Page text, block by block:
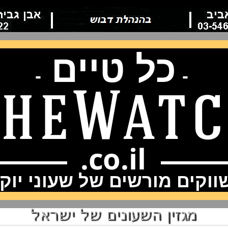
- כל טיים -
מורשים של שעוני